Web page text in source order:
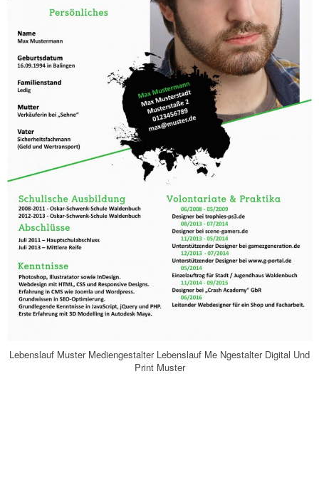
Lebenslauf Muster Mediengestalter Lebenslauf Me Ngestalter Digital Und
Print Muster